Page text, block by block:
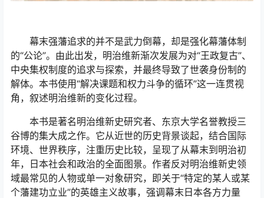
幕末强藩追求的并不是武力倒幕，却是强化幕藩体制
的“公论”。由此出发，明治维新渐次发展为对“王政复古”、
中央集权制度的追求与探索，并最终导致了世袭身份制的
解体。本书使用“解决课题和权力斗争的循环”这一连贯视
角，叙述明治维新的变化过程。
本书是著名明治维新史研究者、东京大学名誉教授三
谷博的集大成之作。它从近世的历史背景谈起，结合国际
环境、世界秩序，注重历史比较，呈现了从幕末到明治初
年，日本社会和政治的全面图景。作者反对明治维新史领
域最常见的人物或单一对象研究，即关于“特定的某人或某
个藩建功立业”的英雄主义故事，强调幕末日本各方力量